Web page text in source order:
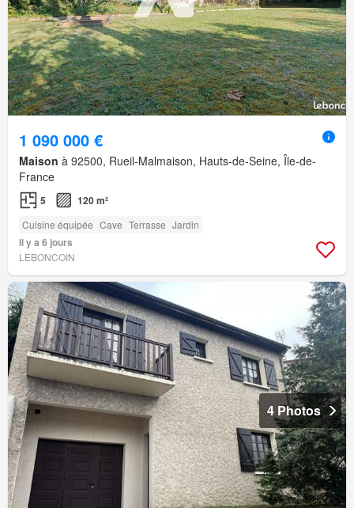
1 090 000 €
Maison à 92500, Rueil-Malmaison, Hauts-de-Seine, Île-de-
France
5 120 m²
Cuisine équipée Cave Terrasse Jardin
Il y a 6 jours
LEBONCOIN
4 Photos